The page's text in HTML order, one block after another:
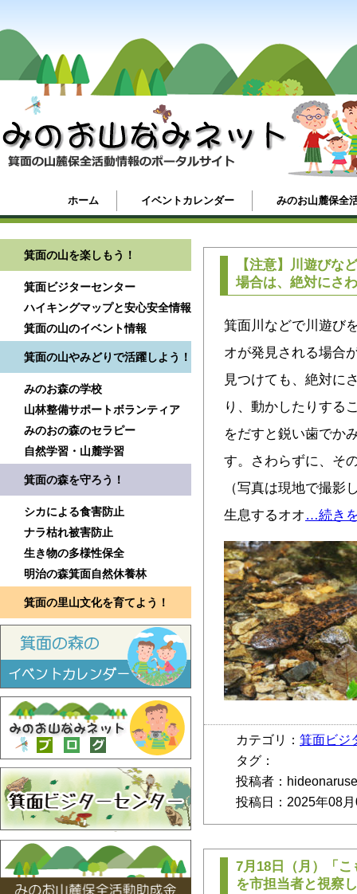
ホーム イベントカレンダー みのお山麓保全
箕面の山を楽しもう！
箕面ビジターセンター
ハイキングマップと安心安全情報
箕面の山のイベント情報
箕面の山やみどりで活躍しよう！
みのお森の学校
山林整備サポートボランティア
みのおの森のセラピー
自然学習・山麓学習
箕面の森を守ろう！
シカによる食害防止
ナラ枯れ被害防止
生き物の多様性保全
明治の森箕面自然休養林
箕面の里山文化を育てよう！
【注意】川遊びな
場合は、絶対にさ
箕面川などで川遊び
オが発見される場合
見つけても、絶対に
り、動かしたりする
をだすと鋭い歯でか
す。さわらずに、そ
（写真は現地で撮
生息するオオ …続き
カテゴリ： 箕面ビジ
タグ：
投稿者：hideonaruse
投稿日：2025年08
7月18日（月）「
を市担当者と視察